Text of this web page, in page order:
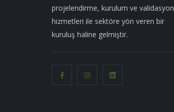
projelendirme, kurulum ve validasyon
hizmetleri ile sektöre yön veren bir
kuruluş haline gelmiştir.